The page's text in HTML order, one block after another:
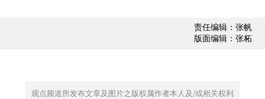
责任编辑：张帆
版面编辑：张柘
观点频道所发布文章及图片之版权属作者本人及/或相关权利